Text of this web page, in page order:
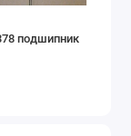
подшипник